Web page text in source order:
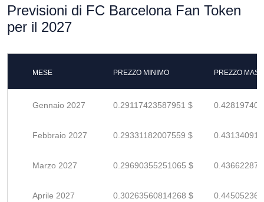
Previsioni di FC Barcelona Fan Token
per il 2027
MESE PREZZO MINIMO PREZZO
Gennaio 2027 0.29117423587951 $
Febbraio 2027 0.29331182007559 $
Marzo 2027 0.29690355251065 $
Aprile 2027 0.30263560814268 $